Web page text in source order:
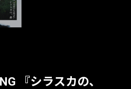
『シラスカの、